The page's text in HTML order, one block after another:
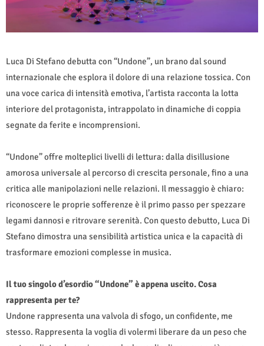
Luca Di Stefano debutta con “Undone”, un brano dal sound
internazionale che esplora il dolore di una relazione tossica. Con
una voce carica di intensità emotiva, l’artista racconta la lotta
interiore del protagonista, intrappolato in dinamiche di coppia
segnate da ferite e incomprensioni.
“Undone” offre molteplici livelli di lettura: dalla disillusione
amorosa universale al percorso di crescita personale, fino a una
critica alle manipolazioni nelle relazioni. Il messaggio è chiaro:
riconoscere le proprie sofferenze è il primo passo per spezzare
legami dannosi e ritrovare serenità. Con questo debutto, Luca Di
Stefano dimostra una sensibilità artistica unica e la capacità di
trasformare emozioni complesse in musica.
Il tuo singolo d’esordio “Undone” è appena uscito. Cosa
rappresenta per te?
Undone rappresenta una valvola di sfogo, un confidente, me
stesso. Rappresenta la voglia di volermi liberare da un peso che